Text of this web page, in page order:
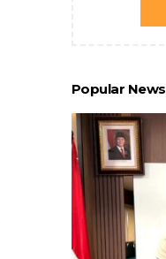
Popular News